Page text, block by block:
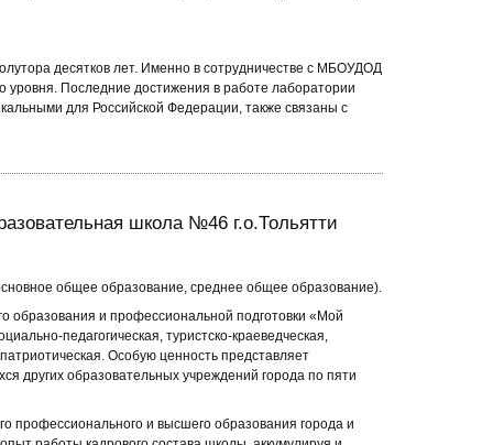
десятков лет. Именно в сотрудничестве с МБОУДОД
Последние достижения в работе лаборатории
для Российской Федерации, также связаны с
школа №46 г.о.Тольятти
общее образование, среднее общее образование).
и профессиональной подготовки «Мой
педагогическая, туристско-краеведческая,
Особую ценность представляет
других образовательных учреждений города по пяти
профессионального и высшего образования города и